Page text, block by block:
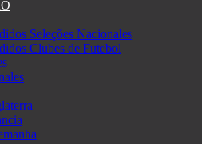
Seleções Nacionales
Clubes de Futebol